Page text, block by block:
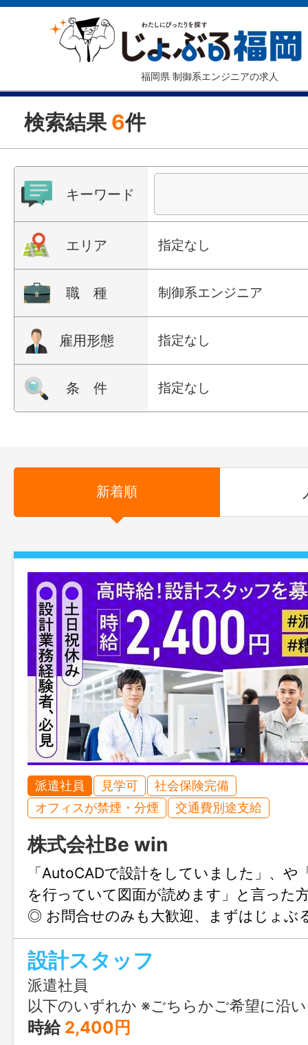
福岡県 制御系エンジニアの求人
検索結果 6件
キーワード
エリア 指定なし
職 種 制御系エンジニア
雇用形態 指定なし
条 件 指定なし
新着順
派遣社員 見学可
社会保険完備
オフィスが禁煙・分煙
交通費別途支給
株式会社Be win
「AutoCADで設計をしていました」、や
を行っていて図面が読めます」と言った
◎ お問合せのみも大歓迎、まずはじょぶ
軽にご連絡ください。
設計スタッフ
派遣社員
以下のいずれか ※ごちらかご希望に沿います。 ①09:00
時給 2,400円